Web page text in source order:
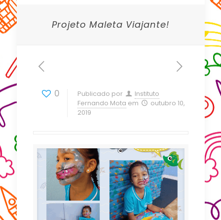
Projeto Maleta Viajante!
0 Publicado por
Instituto
Fernando Mota em
outubro 10,
2019